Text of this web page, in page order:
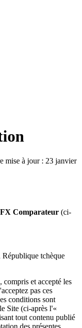
mise à jour : 23 janvier
FX Comparateur (ci-
tchèque
et accepté les
pas ces
conditions sont
Site (ci-après l'«
tout contenu publié
des présentes